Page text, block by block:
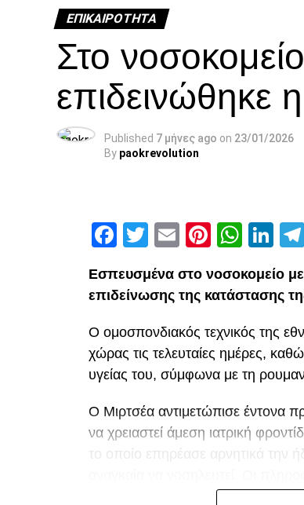
ΕΠΙΚΑΙΡΌΤΗΤΑ
Στο
επιδεινώθηκε
Published 7 μήνες ago on 23/01/2026
By paokrevolution
Facebook
Twitter
EmailPinterest
Εσπευσμένα στο νοσοκομείο
επιδείνωσης της κατάστασης
Ο ομοσπονδιακός τεχνικός της
χώρας τις τελευταίες ημέρες,
υγείας του, σύμφωνα με τη
Ο Μιρτσέα αντιμετώπισε έντονα
να χρειαστεί άμεση ιατρική
το οποίο επηρέασε αρνητικά την
τη διάρκεια της νοσηλείας του.